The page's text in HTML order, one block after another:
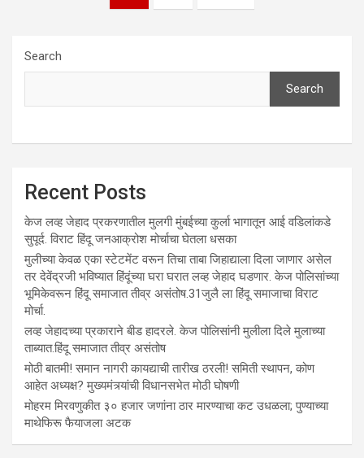
Search
Search
Recent Posts
केज लव्ह जेहाद प्रकरणातील मुलगी मुंबईच्या कुर्ला भागातून आई वडिलांकडे
सुपूर्द. विराट हिंदू जनआक्रोश मोर्चाचा घेतला धसका
मुलीच्या केवळ एका स्टेटमेंट वरून तिचा ताबा जिहाद्याला दिला जाणार असेल
तर देवेंद्रजी भविष्यात हिंदूंच्या घरा घरात लव्ह जेहाद घडणार. केज पोलिसांच्या
भूमिकेवरून हिंदू समाजात तीव्र असंतोष.31जुलै ला हिंदू समाजाचा विराट
मोर्चा.
लव्ह जेहादच्या प्रकाराने बीड हादरले. केज पोलिसांनी मुलीला दिले मुलाच्या
ताब्यात.हिंदू समाजात तीव्र असंतोष
मोठी बातमी! समान नागरी कायद्याची तारीख ठरली! समिती स्थापन, कोण
आहेत अध्यक्ष? मुख्यमंत्र्यांची विधानसभेत मोठी घोषणी
मोहरम मिरवणुकीत ३० हजार जणांना ठार मारण्‍याचा कट उधळला; पुण्‍याच्‍या
माथेफिरू फैयाजला अटक